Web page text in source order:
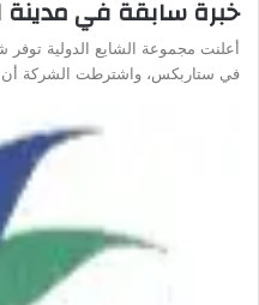
خبرة سابقة في مدينة
أعلنت مجموعة الشايع الدولية
في ستاربكس، واشترطت الشركة أن